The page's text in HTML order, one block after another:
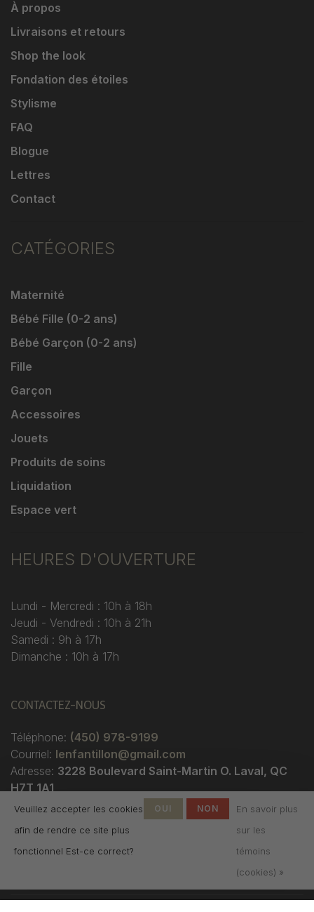
À propos
Livraisons et retours
Shop the look
Fondation des étoiles
Stylisme
FAQ
Blogue
Lettres
Contact
CATÉGORIES
Maternité
Bébé Fille (0-2 ans)
Bébé Garçon (0-2 ans)
Fille
Garçon
Accessoires
Jouets
Produits de soins
Liquidation
Espace vert
HEURES D'OUVERTURE
Lundi - Mercredi : 10h à 18h
Jeudi - Vendredi : 10h à 21h
Samedi : 9h à 17h
Dimanche : 10h à 17h
CONTACTEZ-NOUS
Téléphone: (450) 978-9199
Courriel: lenfantillon@gmail.com
Adresse: 3228 Boulevard Saint-Martin O. Laval, QC
H7T 1A1
Veuillez accepter les cookies
afin de rendre ce site plus
fonctionnel Est-ce correct?
OUI NON
En savoir plus
sur les
témoins
(cookies) »